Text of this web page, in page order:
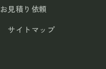
お見積り依頼
サイトマップ